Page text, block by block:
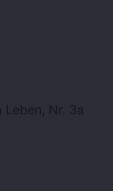
Nr. 3a